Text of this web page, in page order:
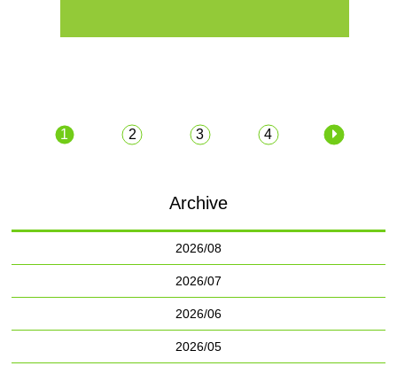
Archive
2026/08
2026/07
2026/06
2026/05
1 2 3 4